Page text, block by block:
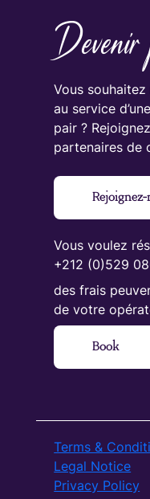
Devenir
Vous
au service
pair ?
partenaires de
Rejoignez-
Vous voulez
+212 (0)529
des frais
de votre
Book
Terms &
Legal Notice
Privacy Policy